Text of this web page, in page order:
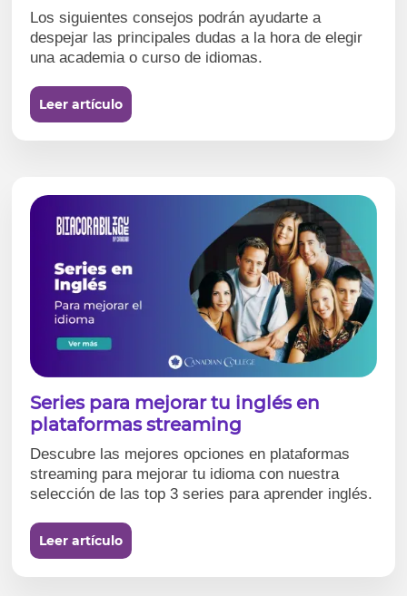
Los siguientes consejos podrán ayudarte a
despejar las principales dudas a la hora de elegir
una academia o curso de idiomas.
Leer artículo
Series para mejorar tu inglés en
plataformas streaming
Descubre las mejores opciones en plataformas
streaming para mejorar tu idioma con nuestra
selección de las top 3 series para aprender inglés.
Leer artículo